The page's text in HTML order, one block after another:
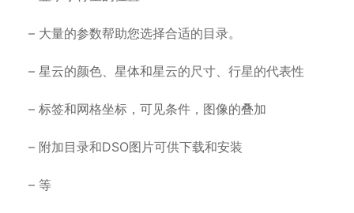
– 大量的参数帮助您选择合适的目录。
– 星云的颜色、星体和星云的尺寸、行星的代表性
– 标签和网格坐标，可见条件，图像的叠加
– 附加目录和DSO图片可供下载和安装
– 等